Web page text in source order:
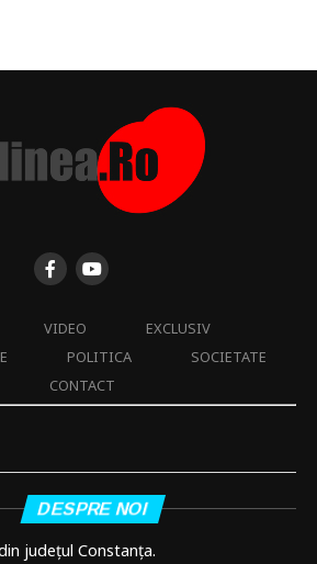
VIDEO
EXCLUSIV
POLITICA
SOCIETATE
CONTACT
DESPRE NOI
județul Constanța.